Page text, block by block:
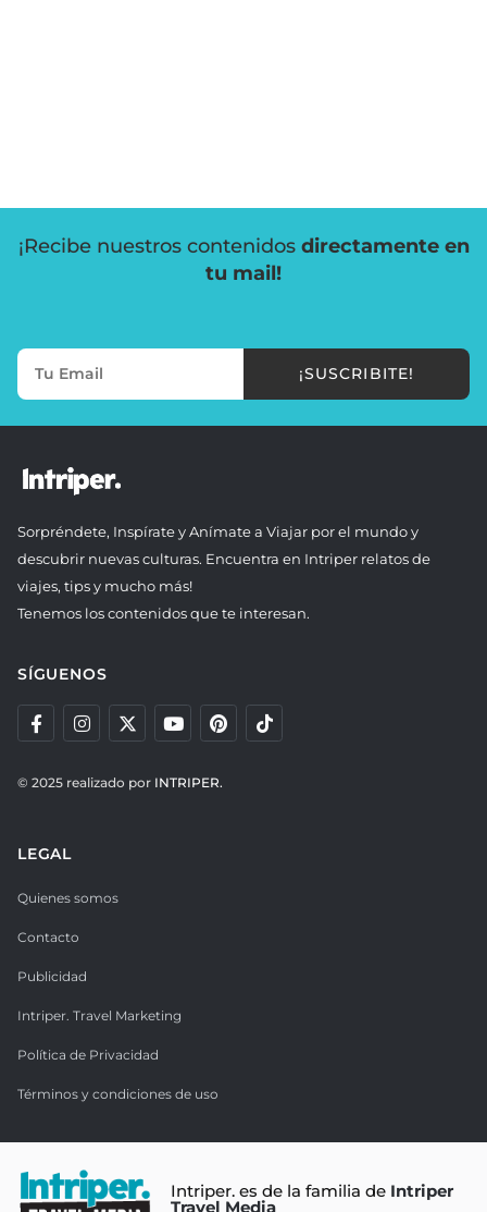
¡Recibe nuestros contenidos directamente en
tu mail!
¡SUSCRIBITE!
Sorpréndete, Inspírate y Anímate a Viajar por el mundo y
descubrir nuevas culturas. Encuentra en Intriper relatos de
viajes, tips y mucho más!
Tenemos los contenidos que te interesan.
SÍGUENOS
© 2025 realizado por INTRIPER.
LEGAL
Quienes somos
Contacto
Publicidad
Intriper. Travel Marketing
Política de Privacidad
Términos y condiciones de uso
Intriper. es de la familia de Intriper
Travel Media